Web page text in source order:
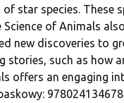
star species. These
of Animals
new discoveries to
stories, such as how
offers an engaging